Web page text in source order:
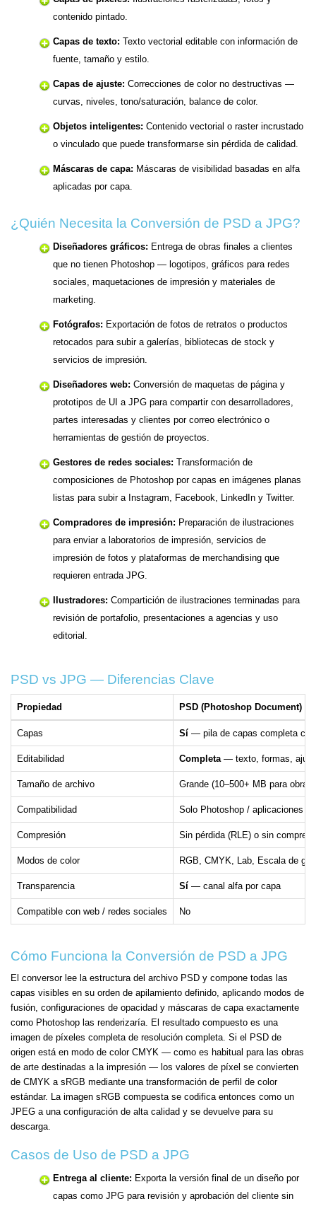
contenido pintado.
Capas de texto: Texto vectorial editable con información de
fuente, tamaño y estilo.
Capas de ajuste: Correcciones de color no destructivas —
curvas, niveles, tono/saturación, balance de color.
Objetos inteligentes: Contenido vectorial o raster incrustado
o vinculado que puede transformarse sin pérdida de calidad.
Máscaras de capa: Máscaras de visibilidad basadas en alfa
aplicadas por capa.
¿Quién Necesita la Conversión de PSD a JPG?
Diseñadores gráficos: Entrega de obras finales a clientes
que no tienen Photoshop — logotipos, gráficos para redes
sociales, maquetaciones de impresión y materiales de
marketing.
Fotógrafos: Exportación de fotos de retratos o productos
retocados para subir a galerías, bibliotecas de stock y
servicios de impresión.
Diseñadores web: Conversión de maquetas de página y
prototipos de UI a JPG para compartir con desarrolladores,
partes interesadas y clientes por correo electrónico o
herramientas de gestión de proyectos.
Gestores de redes sociales: Transformación de
composiciones de Photoshop por capas en imágenes planas
listas para subir a Instagram, Facebook, LinkedIn y Twitter.
Compradores de impresión: Preparación de ilustraciones
para enviar a laboratorios de impresión, servicios de
impresión de fotos y plataformas de merchandising que
requieren entrada JPG.
Ilustradores: Compartición de ilustraciones terminadas para
revisión de portafolio, presentaciones a agencias y uso
editorial.
PSD vs JPG — Diferencias Clave
Propiedad PSD (Photoshop Document)
Capas Sí — pila de capas completa
Editabilidad Completa— texto, formas,
Tamaño de archivo Grande (10–500+ MB para obras
Compatibilidad Solo Photoshop / aplicaciones
Compresión Sin pérdida (RLE) o sin
Modos de color RGB, CMYK, Lab, Escala de
Transparencia Sí — canal alfa por capa
Compatible con web / redes sociales No
Cómo Funciona la Conversión de PSD a JPG
El conversor lee la estructura del archivo PSD y compone todas las
capas visibles en su orden de apilamiento definido, aplicando modos de
fusión, configuraciones de opacidad y máscaras de capa exactamente
como Photoshop las renderizaría. El resultado compuesto es una
imagen de píxeles completa de resolución completa. Si el PSD de
origen está en modo de color CMYK — como es habitual para las obras
de arte destinadas a la impresión — los valores de píxel se convierten
de CMYK a sRGB mediante una transformación de perfil de color
estándar. La imagen sRGB compuesta se codifica entonces como un
JPEG a una configuración de alta calidad y se devuelve para su
descarga.
Casos de Uso de PSD a JPG
Entrega al cliente: Exporta la versión final de un diseño por
capas como JPG para revisión y aprobación del cliente sin